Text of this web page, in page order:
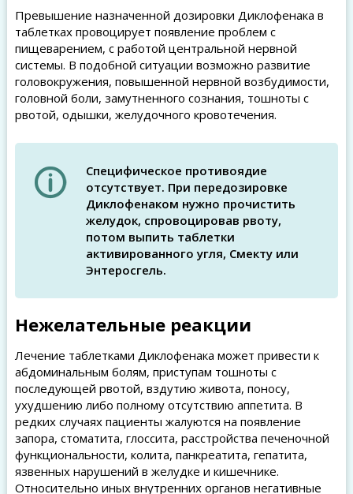
Превышение назначенной дозировки Диклофенака в
таблетках провоцирует появление проблем с
пищеварением, с работой центральной нервной
системы. В подобной ситуации возможно развитие
головокружения, повышенной нервной возбудимости,
головной боли, замутненного сознания, тошноты с
рвотой, одышки, желудочного кровотечения.
Специфическое противоядие
отсутствует. При передозировке
Диклофенаком нужно прочистить
желудок, спровоцировав рвоту,
потом выпить таблетки
активированного угля, Смекту или
Энтеросгель.
Нежелательные реакции
Лечение таблетками Диклофенака может привести к
абдоминальным болям, приступам тошноты с
последующей рвотой, вздутию живота, поносу,
ухудшению либо полному отсутствию аппетита. В
редких случаях пациенты жалуются на появление
запора, стоматита, глоссита, расстройства печеночной
функциональности, колита, панкреатита, гепатита,
язвенных нарушений в желудке и кишечнике.
Относительно иных внутренних органов негативные